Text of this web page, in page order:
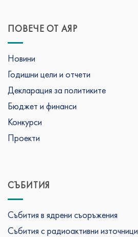
ПОВЕЧЕ ОТ АЯР
Новини
Годишни цели и отчети
Декларация за политиките
Бюджет и финанси
Конкурси
Проекти
СЪБИТИЯ
Събития в ядрени съоръжения
Събития с радиоактивни източници